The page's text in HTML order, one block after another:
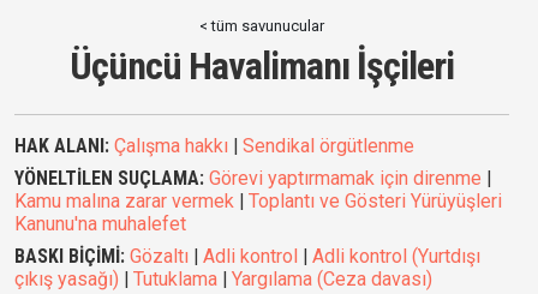
< tüm savunucular
Üçüncü Havalimanı İşçileri
HAK ALANI: Çalışma hakkı
Sendikal örgütlenme
YÖNELTİLEN SUÇLAMA: Görevi yaptırmamak için direnme
Kamu malına zarar vermek
Toplantı ve Gösteri Yürüyüşleri
Kanunu'na muhalefet
BASKI BİÇİMİ: Gözaltı Adli kontrol
Adli kontrol (Yurtdışı
çıkış yasağı)
Tutuklama
Yargılama (Ceza davası)